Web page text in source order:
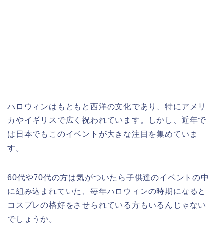
ハロウィンはもともと西洋の文化であり、特にアメリ
カやイギリスで広く祝われています。しかし、近年で
は日本でもこのイベントが大きな注目を集めていま
す。
60代や70代の方は気がついたら子供達のイベントの中
に組み込まれていた、毎年ハロウィンの時期になると
コスプレの格好をさせられている方もいるんじゃない
でしょうか。